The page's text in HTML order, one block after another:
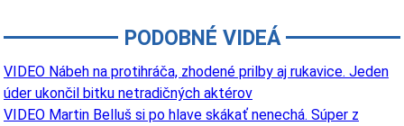
PODOBNÉ VIDEÁ
VIDEO Nábeh na protihráča, zhodené prilby aj rukavice. Jeden
úder ukončil bitku netradičných aktérov
VIDEO Martin Belluš si po hlave skákať nenechá. Súper z